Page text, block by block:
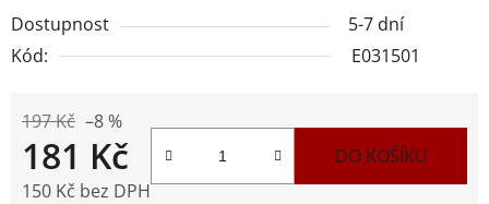
Dostupnost
5-7 dní
Kód:
E031501
197 Kč –8 %
181 Kč
150 Kč bez DPH
DO KOŠÍKU